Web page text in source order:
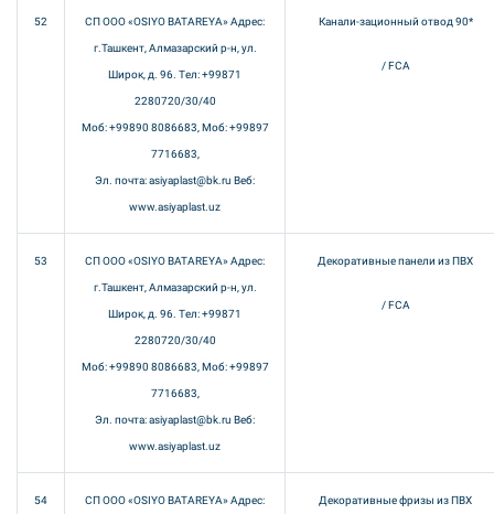
52 СП ООО «OSIYO BATAREYA» Адрес:
г.Ташкент, Алмазарский р-н, ул.
Широк, д. 96. Тел: +99871
2280720/30/40
Моб: +99890 8086683, Моб: +99897
7716683,
Эл. почта: asiyaplast@bk.ru Веб:
www.asiyaplast.uz
Канали-зационный отвод 90*
/ FCA
53 СП ООО «OSIYO BATAREYA» Адрес:
г.Ташкент, Алмазарский р-н, ул.
Широк, д. 96. Тел: +99871
2280720/30/40
Моб: +99890 8086683, Моб: +99897
7716683,
Эл. почта: asiyaplast@bk.ru Веб:
www.asiyaplast.uz
Декоративные панели из ПВХ
/ FCA
54 СП ООО «OSIYO BATAREYA» Адрес: Декоративные фризы из ПВХ